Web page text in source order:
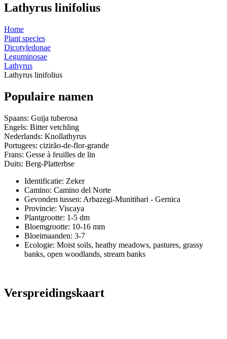
Lathyrus linifolius
Home
Plant species
Dicotyledonae
Leguminosae
Lathyrus
Lathyrus linifolius
Populaire namen
Spaans: Guija tuberosa
Engels: Bitter vetchling
Nederlands: Knollathyrus
Portugees: cizirão-de-flor-grande
Frans: Gesse à feuilles de lin
Duits: Berg-Platterbse
Identificatie: Zeker
Camino: Camino del Norte
Gevonden tussen: Arbazegi-Munitibari - Gernica
Provincie: Viscaya
Plantgrootte: 1-5 dm
Bloemgrootte: 10-16 mm
Bloeimaanden: 3-7
Ecologie: Moist soils, heathy meadows, pastures, grassy
banks, open woodlands, stream banks
Verspreidingskaart